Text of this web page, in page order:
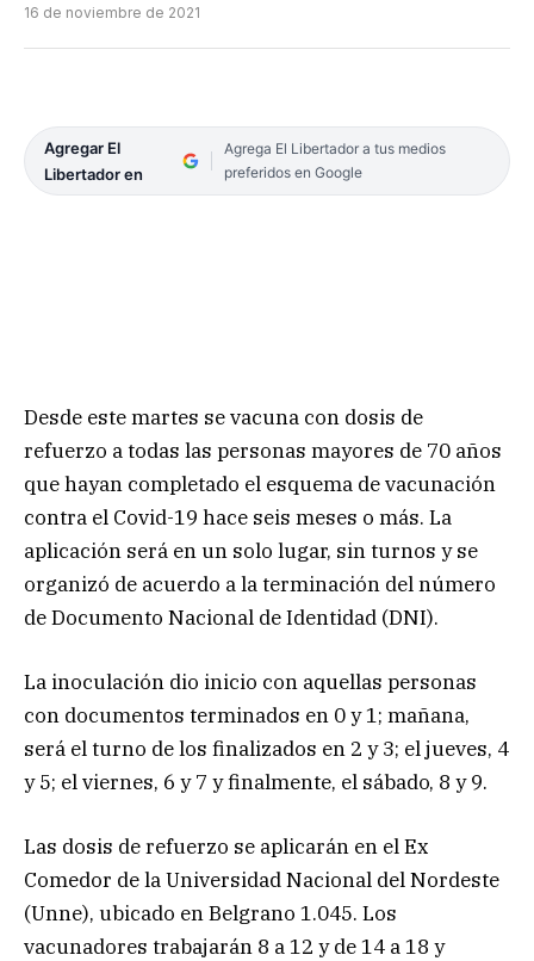
16 de noviembre de 2021
Agregar El
Libertador en
Agrega El Libertador a tus medios
preferidos en Google
Desde este martes se vacuna con dosis de
refuerzo a todas las personas mayores de 70 años
que hayan completado el esquema de vacunación
contra el Covid-19 hace seis meses o más. La
aplicación será en un solo lugar, sin turnos y se
organizó de acuerdo a la terminación del número
de Documento Nacional de Identidad (DNI).
La inoculación dio inicio con aquellas personas
con documentos terminados en 0 y 1; mañana,
será el turno de los finalizados en 2 y 3; el jueves, 4
y 5; el viernes, 6 y 7 y finalmente, el sábado, 8 y 9.
Las dosis de refuerzo se aplicarán en el Ex
Comedor de la Universidad Nacional del Nordeste
(Unne), ubicado en Belgrano 1.045. Los
vacunadores trabajarán 8 a 12 y de 14 a 18 y